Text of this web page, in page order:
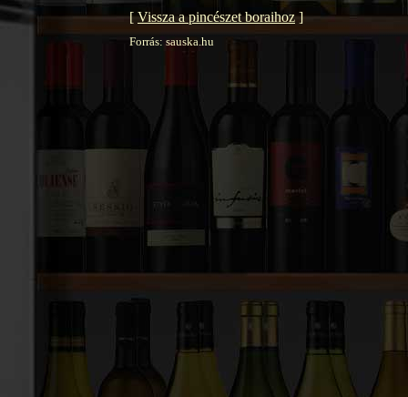
[Vissza a pincészet boraihoz]
Forrás: sauska.hu